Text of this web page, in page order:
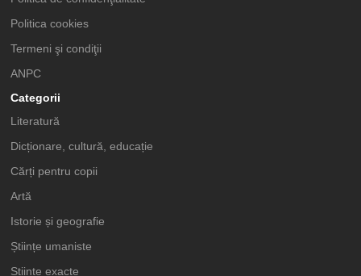
Politica cookies
Termeni şi condiţii
ANPC
Categorii
Literatură
Dicționare, cultură, educație
Cărți pentru copii
Artă
Istorie și geografie
Științe umaniste
Științe exacte